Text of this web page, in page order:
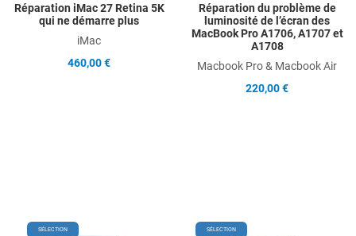
Réparation iMac 27 Retina 5K
qui ne démarre plus
iMac
460,00 €
Réparation du problème de
luminosité de l’écran des
MacBook Pro A1706, A1707 et
A1708
Macbook Pro & Macbook Air
220,00 €
SÉLECTION Add to Wishlist
SÉLECTION